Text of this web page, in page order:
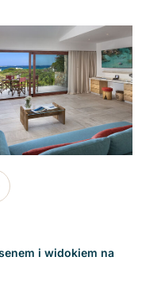
i widokiem na